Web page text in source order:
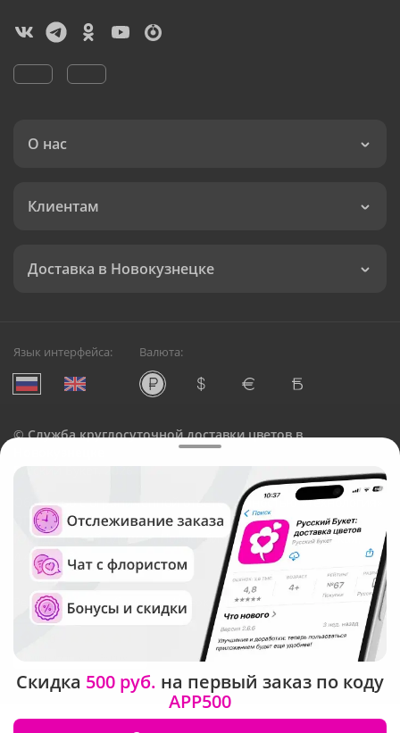
О нас
Клиентам
Доставка в Новокузнецке
Язык интерфейса: Валюта:
©Служба круглосуточной доставки цветов в
Русский Букет, 2026
Общество с ограниченной ответственностью «Технология»
ОГРН: 1195476081745, ИНН: 5410081997
Юридический адрес: г. Новосибирск, ул. Ипподромская,
д.42, оф. 3
Рейтинг Русского букета в г. Новокузнецк
Скидка 500 руб. на первый заказ по коду
APP500